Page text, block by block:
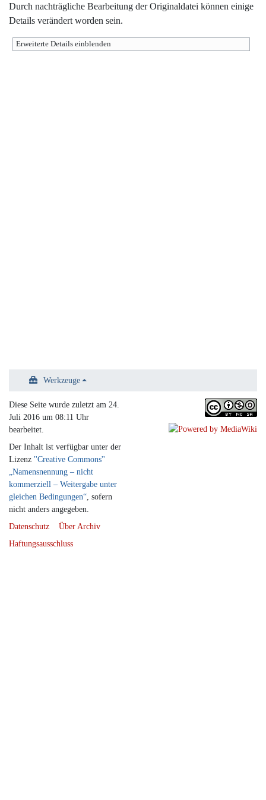
Durch nachträgliche Bearbeitung der Originaldatei können einige
Details verändert worden sein.
Erweiterte Details einblenden
Werkzeuge
Diese Seite wurde zuletzt am 24.
Juli 2016 um 08:11 Uhr
bearbeitet.
Der Inhalt ist verfügbar unter der
Lizenz ''Creative Commons''
„Namensnennung – nicht
kommerziell – Weitergabe unter
gleichen Bedingungen“, sofern
nicht anders angegeben.
Datenschutz
Über Archiv
Haftungsausschluss